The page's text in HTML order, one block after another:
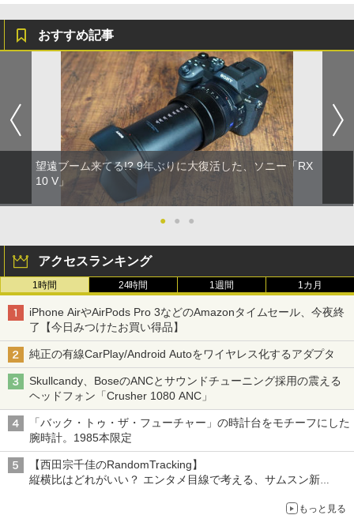
おすすめ記事
望遠ブーム来てる!? 9年ぶりに大復活した、ソニー「RX
10 V」
● ● ●
アクセスランキング
1時間 24時間 1週間 1カ月
iPhone AirやAirPods Pro 3などのAmazonタイムセール、今夜終
了【今日みつけたお買い得品】
純正の有線CarPlay/Android Autoをワイヤレス化するアダプタ
Skullcandy、BoseのANCとサウンドチューニング採用の震える
ヘッドフォン「Crusher 1080 ANC」
「バック・トゥ・ザ・フューチャー」の時計台をモチーフにした
腕時計。1985本限定
【西田宗千佳のRandomTracking】
縦横比はどれがいい？ エンタメ目線で考える、サムスン新
もっと見る